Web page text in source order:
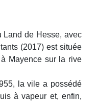
Land de Hesse, avec
(2017) est située
Mayence sur la rive
la vile a possédé
à vapeur et, enfin,